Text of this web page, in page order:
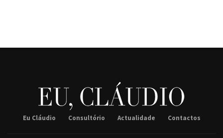
Eu Cláudio Consultório Actualidade Contactos